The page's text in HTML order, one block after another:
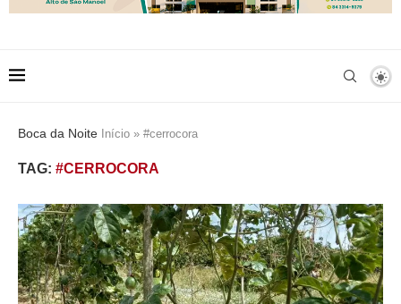
Boca da Noite Início » #cerrocora
TAG: #CERROCORA